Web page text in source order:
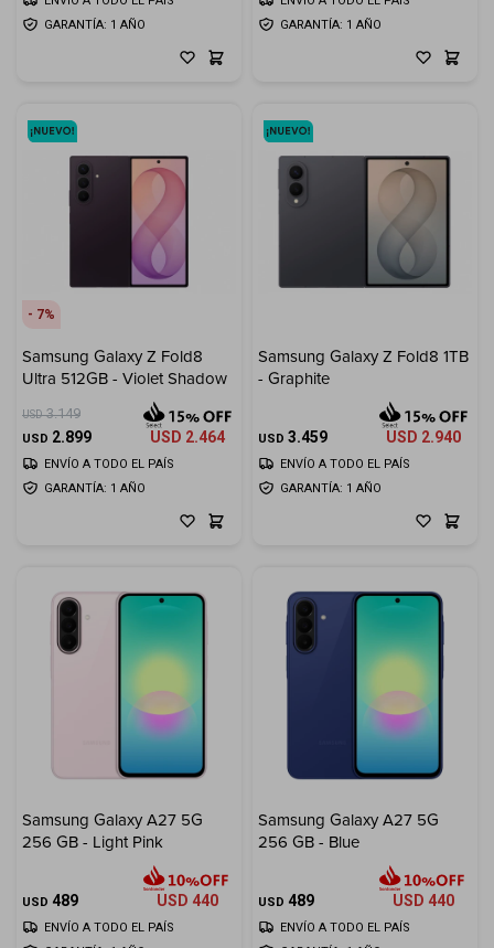
GARANTÍA: 1 AÑO GARANTÍA: 1 AÑO
7
Samsung Galaxy Z Fold8
Ultra 512GB - Violet Shadow
USD 3.149
USD 2.899 USD 2.464
GARANTÍA: 1 AÑO
ENVÍO A TODO EL PAÍS
Samsung Galaxy Z Fold8 1TB
- Graphite
USD 3.459 USD 2.940
GARANTÍA: 1 AÑO
ENVÍO A TODO EL PAÍS
Samsung Galaxy A27 5G
256 GB - Light Pink
USD 489 USD 440
ENVÍO A TODO EL PAÍS
Samsung Galaxy A27 5G
256 GB - Blue
USD 489 USD 440
ENVÍO A TODO EL PAÍS